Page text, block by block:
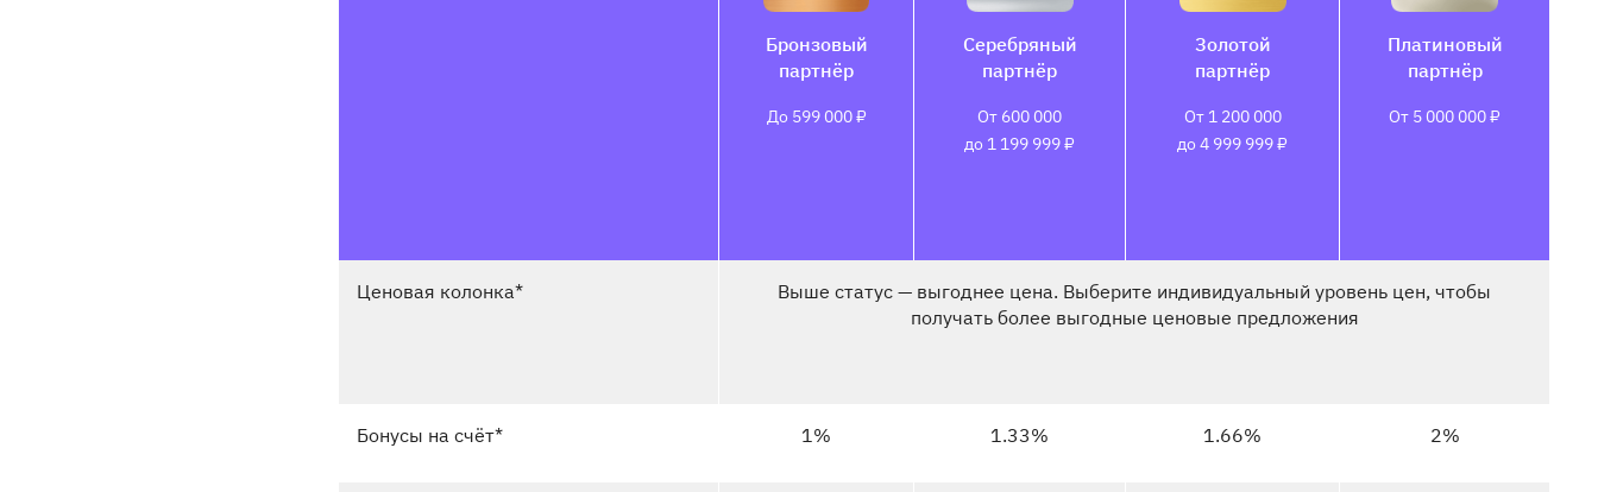
Бронзовый
партнёр
До 599 000 ₽
Серебряный
партнёр
От 600 000
до 1 199 999 ₽
Золотой
партнёр
От 1 200 000
до 4 999 999 ₽
Платиновый
партнёр
От 5 000 000 ₽
Ценовая колонка*
Выше статус — выгоднее цена. Выберите индивидуальный уровень цен, чтобы
получать более выгодные ценовые предложения
Бонусы на счёт* 1% 1.33% 1.66% 2%